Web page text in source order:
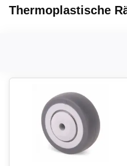
Thermoplastische